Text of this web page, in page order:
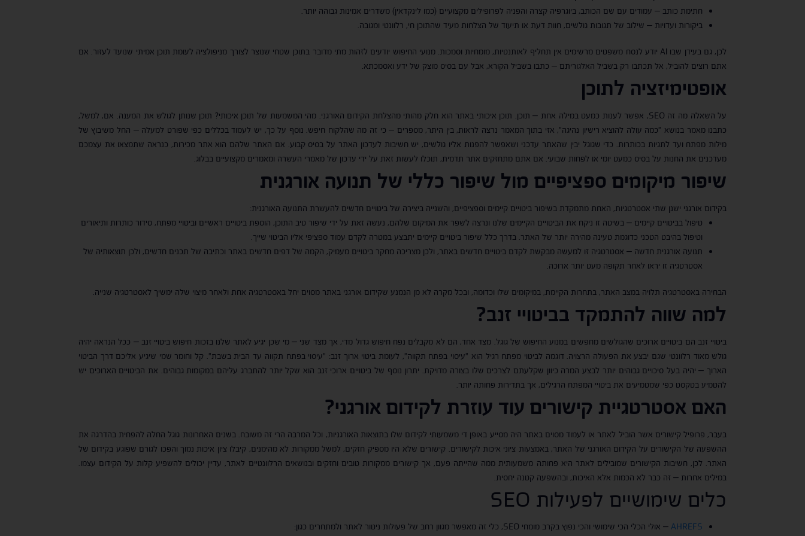
חתימת כותב – עמודים עם שם הכותב, ביוגרפיה קצרה והפניה לפרופילים מקצועיים (כמו לינקדאין) משדרים אמינות גבוהה יותר.
ביקורות ועדויות – שילוב של תגובות גולשים, חוות דעת או תיעוד של הצלחות מעיד שהתוכן חי, רלוונטי ומגובה.
לכן, גם בעידן שבו AI יודע לנסח משפטים מרשימים אין תחליף לאותנטיות, מומחיות וסמכות. מנועי החיפוש יודעים לזהות מתי מדובר בתוכן שטחי שנוצר לצורך מניפולציה לעומת תוכן אמיתי שנועד לעזור. אם
אתם רוצים להוביל, אל תכתבו רק בשביל האלגוריתם – כתבו בשביל הקורא, אבל עם בסיס מוצק של ידע ואסמכתא.
אופטימיזציה לתוכן
על השאלה מה זה SEO, אפשר לענות כמעט במילה אחת – תוכן. תוכן איכותי באתר הוא חלק מהותי מהצלחת הקידום האורגני. מהי המשמעות של תוכן איכותי? תוכן שנותן לגולש את המענה. אם, למשל,
כתבנו מאמר בנושא "כמה עולה להוציא רישיון נהיגה", אזי בתוך המאמר נרצה לראות, בין היתר, מספרים – כי זה מה שהלקוח חיפש. נוסף על כך, יש לעמוד בכללים כפי שפורט למעלה – החל משיבוץ של
מילות מפתח ועד לתגיות בכותרות. כדי שגוגל יבין שהאתר עדכני ושאפשר להפנות אליו גולשים, יש חשיבות לעדכון האתר על בסיס קבוע. אם האתר שלהם הוא אתר מכירות, כנראה שתמצאו את עצמכם
מעדכנים את החנות על בסיס כמעט יומי או לפחות שבועי. אם אתם מתחזקים אתר תדמית, תוכלו לעשות זאת על ידי עדכון של מאמרי העשרה ומאמרים מקצועיים בבלוג.
שיפור מיקומים ספציפיים מול שיפור כללי של תנועה אורגנית
בקידום אורגני ישנן שתי אסטרטגיות, האחת מתמקדת בשיפור ביטויים קיימים וספציפיים, והשנייה ביצירה של ביטויים חדשים להעשרת התנועה האורגנית:
טיפול בביטויים קיימים – בשיטה זו ניקח את הביטויים הקיימים שלנו ונרצה לשפר את המיקום שלהם, נעשה זאת על ידי שיפור טיב התוכן, הוספת ביטויים ראשיים וביטויי מפתח, סידור כותרות ותיאורים
וטיפול בהיבט הטכני כדוגמת טעינה מהירה יותר של האתר. בדרך כלל שיפור ביטויים קיימים יתבצע במטרה לקדם עמוד ספציפי אליו הביטוי שייך.
תנועה אורגנית חדשה – אסטרטגיה זו למעשה מבקשת לקדם ביטויים חדשים באתר, ולכן מצריכה מחקר ביטויים מעמיק, הקמה של דפים חדשים באתר וכתיבה של תכנים חדשים, ולכן תוצאותיה של
אסטרטגיה זו יראו לאחר תקופה מעט יותר ארוכה.
הבחירה באסטרטגיה תלויה במצב האתר, בתחרות הקיימת, במיקומים שלו וכדומה, ובכל מקרה לא מן הנמנע שקידום אורגני באתר מסוים יחל באסטרטגיה אחת ולאחר מיצוי שלה ימשיך לאסטרטגיה שנייה.
למה שווה להתמקד בביטויי זנב?
ביטויי זנב הם ביטויים ארוכים שהגולשים מחפשים במנוע החיפוש של גוגל. מצד אחד, הם לא מקבלים נפח חיפוש גדול מדי, אך מצד שני – מי שכן יגיע לאתר שלנו בזכות חיפוש ביטויי זנב – ככל הנראה יהיה
גולש מאוד רלוונטי שגם יבצע את הפעולה הרצויה. דוגמה לביטוי מפתח רגיל הוא "עיסוי בפתח תקווה", לעומת ביטוי ארוך זנב: "עיסוי בפתח תקווה עד הבית בשבת". קל וחומר שמי שיגיע אליכם דרך הביטוי
הארוך – יהיה בעל סיכויים גבוהים יותר לבצע המרה כיוון שקלעתם לצרכים שלו בצורה מדויקת. יתרון נוסף של ביטויים ארוכי זנב הוא שקל יותר להתברג עליהם במקומות גבוהים. את הביטויים הארוכים יש
להטמיע בטקסט כפי שמטמיעים את ביטויי המפתח הרגילים, אך בתדירות פחותה יותר.
האם אסטרטגיית קישורים עוד עוזרת לקידום אורגני?
בעבר, פרופיל קישורים אשר הוביל לאתר או לעמוד מסוים באתר היה מסייע באופן די משמעותי לקידום שלו בתוצאות האורגניות, וכל המרבה הרי זה משובח. בשנים האחרונות גוגל החלה להפחית בהדרגה את
ההשפעה של הקישורים על הקידום האורגני של האתר, באמצעות ציוני איכות לקישורים. קישורים שלא היו מספיק חזקים, למשל ממקורות לא מהימנים, קיבלו ציון איכות נמוך והפכו לגורם שפוגע בקידום של
האתר. לכן, חשיבות הקישורים שמובילים לאתר היא פחותה משמעותית ממה שהייתה פעם, אך קישורים ממקורות טובים וחזקים ובנושאים הרלוונטיים לאתר, עדיין יכולים להשפיע קלות על הקידום עצמו.
במילים אחרות – זה כבר לא הכמות אלא האיכות, ובהשפעה קטנה יחסית.
כלים שימושיים לפעילות SEO
AHREFS – אולי הכלי הכי שימושי והכי נפוץ בקרב מומחי SEO, כלי זה מאפשר מגוון רחב של פעולות ניטור לאתר ולמתחרים כגון: